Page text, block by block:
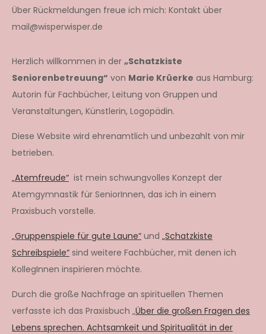
Über Rückmeldungen freue ich mich: Kontakt über
mail@wisperwisper.de
Herzlich willkommen in der „Schatzkiste
Seniorenbetreuung“ von Marie Krüerke aus Hamburg:
Autorin für Fachbücher, Leitung von Gruppen und
Veranstaltungen, Künstlerin, Logopädin.
Diese Website wird ehrenamtlich und unbezahlt von mir
betrieben.
„Atemfreude“ ist mein schwungvolles Konzept der
Atemgymnastik für SeniorInnen, das ich in einem
Praxisbuch vorstelle.
„Gruppenspiele für gute Laune“ und „Schatzkiste
Schreibspiele“ sind weitere Fachbücher, mit denen ich
KollegInnen inspirieren möchte.
Durch die große Nachfrage an spirituellen Themen
verfasste ich das Praxisbuch „Über die großen Fragen des
Lebens sprechen. Achtsamkeit und Spiritualität in der